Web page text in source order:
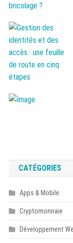
CATÉGORIES
Apps & Mobile
Cryptomonnaie
Développement